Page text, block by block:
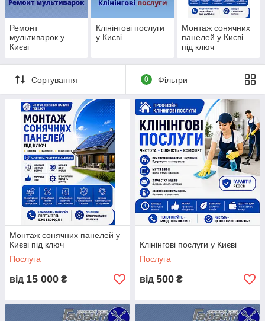
Ремонт
мультиварок у
Києві
Клінінгові послуги
у Києві
Монтаж сонячних
панелей у Києві
під ключ
Сортування 0 Фільтри
Монтаж сонячних панелей у
Києві під ключ
Послуга
від 15 000 ₴
Клінінгові послуги у Києві
Послуга
від 500 ₴